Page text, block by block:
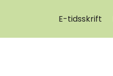
E-tidsskrift